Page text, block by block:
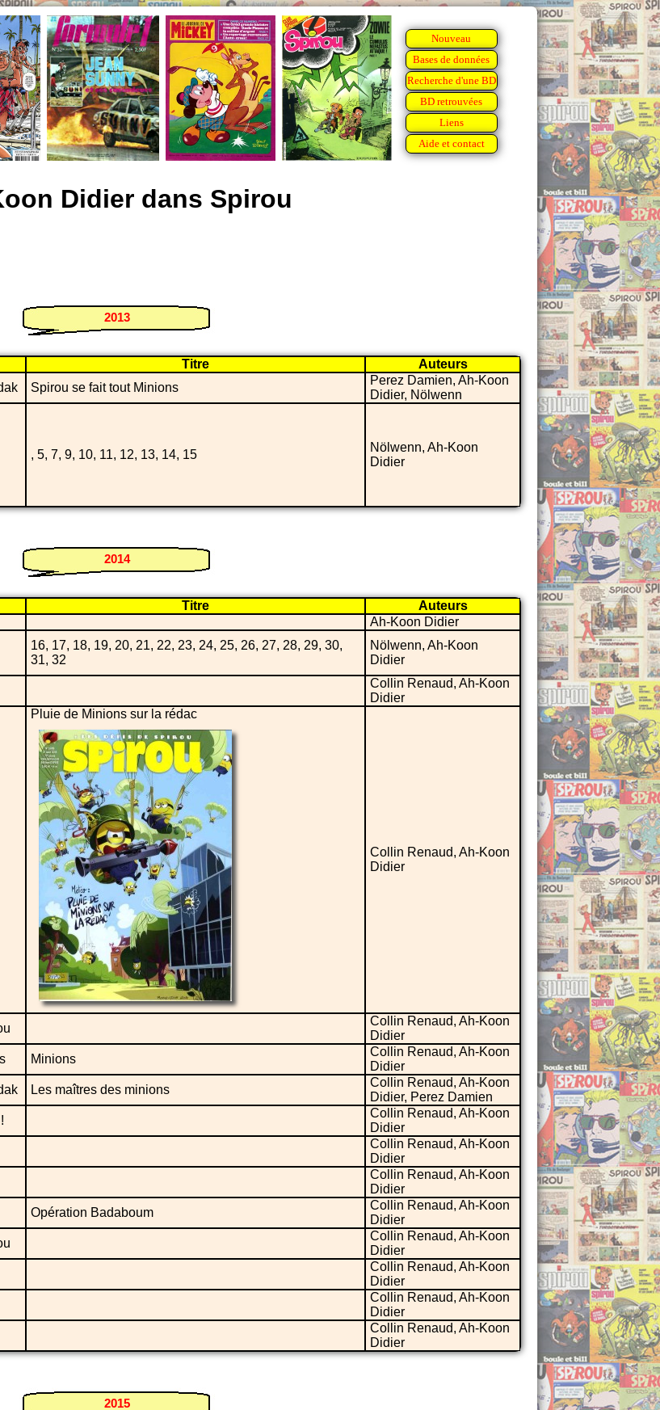
Nouveau
Bases de données
Recherche d'une BD
BD retrouvées
Liens
Aide et contact
Didier dans Spirou
2013
Titre
Auteurs
Spirou se fait tout Minions
Perez Damien, Ah-Koon
Didier, Nölwenn
, 5, 7, 9, 10, 11, 12, 13, 14, 15
Nölwenn, Ah-Koon
Didier
2014
Titre
Auteurs
Ah-Koon Didier
16, 17, 18, 19, 20, 21, 22, 23, 24, 25, 26, 27, 28, 29, 30,
31, 32
Nölwenn, Ah-Koon
Didier
Collin Renaud, Ah-Koon
Didier
Pluie de Minions sur la rédac
Collin Renaud, Ah-Koon
Didier
Collin Renaud, Ah-Koon
Didier
Minions
Collin Renaud, Ah-Koon
Didier
Les maîtres des minions
Collin Renaud, Ah-Koon
Didier, Perez Damien
Collin Renaud, Ah-Koon
Didier
Collin Renaud, Ah-Koon
Didier
Collin Renaud, Ah-Koon
Didier
Opération Badaboum
Collin Renaud, Ah-Koon
Didier
Collin Renaud, Ah-Koon
Didier
Collin Renaud, Ah-Koon
Didier
Collin Renaud, Ah-Koon
Didier
Collin Renaud, Ah-Koon
Didier
2015